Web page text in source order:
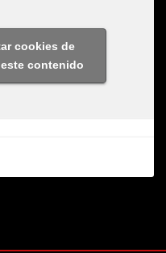
cookies de
contenido